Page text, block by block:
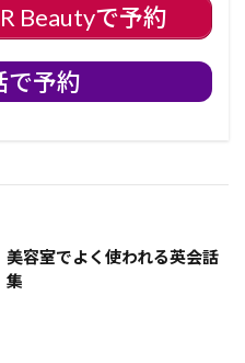
Beautyで予約
で予約
美容室でよく使われる英会話
集